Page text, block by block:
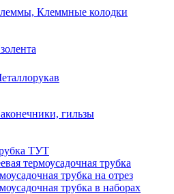
Клеммные колодки
гильзы
ТУТ
термоусадочная трубка
трубка на отрез
трубка в наборах